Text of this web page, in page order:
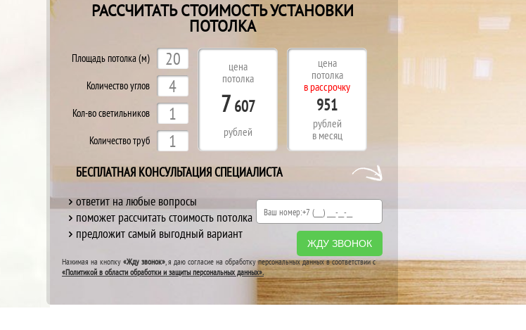
РАССЧИТАТЬ СТОИМОСТЬ УСТАНОВКИ
ПОТОЛКА
Площадь потолка (м)
Количество углов
Кол-во светильников
Количество труб
цена
потолка
7 607
рублей
цена
потолка
в рассрочку
951
рублей
в месяц
БЕСПЛАТНАЯ КОНСУЛЬТАЦИЯ СПЕЦИАЛИСТА
ответит на любые вопросы
поможет рассчитать стоимость потолка
предложит самый выгодный вариант
ЖДУ ЗВОНОК
Нажимая на кнопку «Жду звонок», я даю согласие на обработку персональных данных в соответствии с
«Политикой в области обработки и защиты персональных данных».